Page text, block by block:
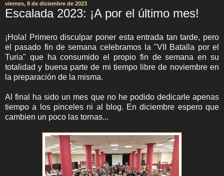
viernes, 8 de diciembre de 2023
Escalada 2023: ¡A por el último mes!
¡Hola! Primero disculpar poner esta entrada tan tarde, pero
el pasado fin de semana celebramos la "VII Batalla por el
Turia" que ha consumido el propio fin de semana en su
totalidad y buena parte de mi tiempo libre de noviembre en
la preparación de la misma.
Al final ha sido un mes que no he podido dedicarle apenas
tiempo a los pinceles ni al blog. En diciembre espero que
cambien un poco las tornas...